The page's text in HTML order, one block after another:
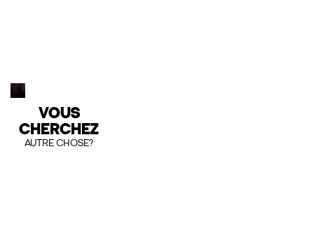
VOUS
CHERCHEZ
AUTRE CHOSE?